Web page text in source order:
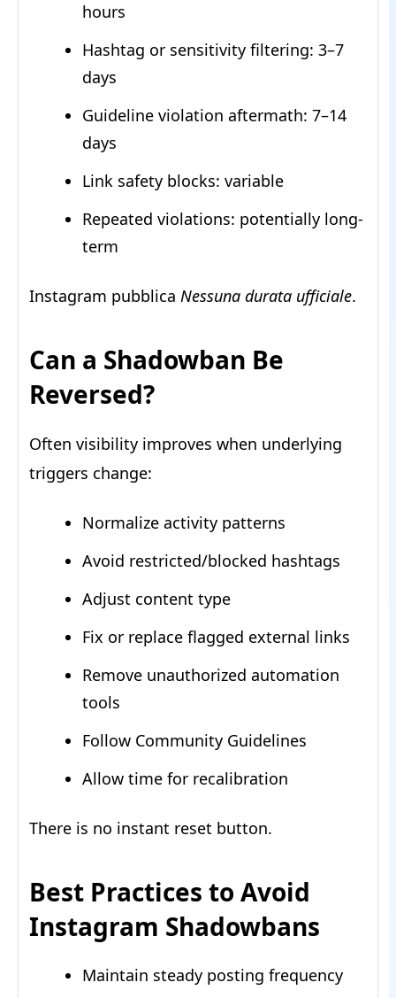
hours
Hashtag or sensitivity filtering: 3–7
days
Guideline violation aftermath: 7–14
days
Link safety blocks: variable
Repeated violations: potentially long-
term
Instagram pubblica Nessuna durata ufficiale.
Can a Shadowban Be
Reversed?
Often visibility improves when underlying
triggers change:
Normalize activity patterns
Avoid restricted/blocked hashtags
Adjust content type
Fix or replace flagged external links
Remove unauthorized automation
tools
Follow Community Guidelines
Allow time for recalibration
There is no instant reset button.
Best Practices to Avoid
Instagram Shadowbans
Maintain steady posting frequency